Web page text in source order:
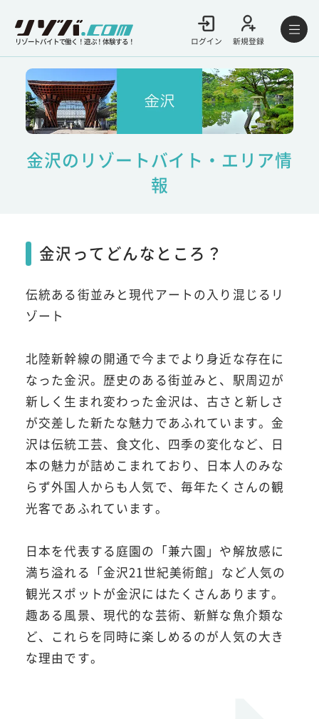
リゾートバイトで働く！遊ぶ！体験する！ ログイン 新規登録
金沢のリゾートバイト・エリア情
報
金沢ってどんなところ？
伝統ある街並みと現代アートの入り混じるリ
ゾート
北陸新幹線の開通で今までより身近な存在に
なった金沢。歴史のある街並みと、駅周辺が
新しく生まれ変わった金沢は、古さと新しさ
が交差した新たな魅力であふれています。金
沢は伝統工芸、食文化、四季の変化など、日
本の魅力が詰めこまれており、日本人のみな
らず外国人からも人気で、毎年たくさんの観
光客であふれています。
日本を代表する庭園の「兼六園」や解放感に
満ち溢れる「金沢21世紀美術館」など人気の
観光スポットが金沢にはたくさんあります。
趣ある風景、現代的な芸術、新鮮な魚介類な
ど、これらを同時に楽しめるのが人気の大き
な理由です。